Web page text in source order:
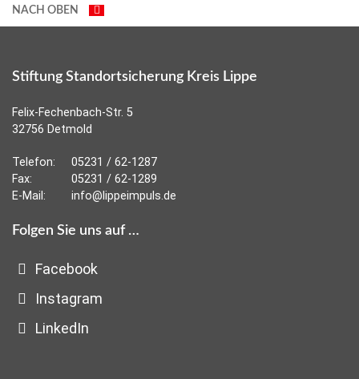
NACH OBEN
Stiftung Standortsicherung Kreis Lippe
Felix-Fechenbach-Str. 5
32756 Detmold
Telefon:
05231 / 62-1287
Fax:
05231 / 62-1289
E-Mail:
info@lippeimpuls.de
Folgen Sie uns auf …
Facebook
Instagram
LinkedIn